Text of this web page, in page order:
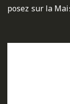
posez sur la